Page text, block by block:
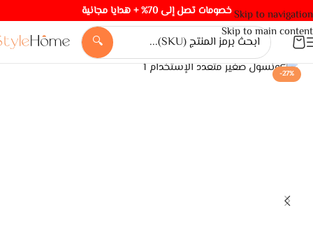
Skip to navigation
Skip to main content
خصومات تصل إلى 70% + هدايا مجانية
🔍
-27%